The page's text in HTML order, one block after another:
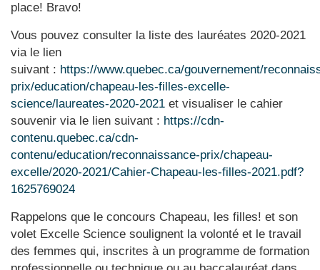
place! Bravo!
Vous pouvez consulter la liste des lauréates 2020-2021
via le lien
suivant : https://www.quebec.ca/gouvernement/
prix/education/chapeau-les-filles-excelle-
science/laureates-2020-2021 et visualiser le cahier
souvenir via le lien suivant : https://cdn-
contenu.quebec.ca/cdn-
contenu/education/reconnaissance-prix/chapeau-
excelle/2020-2021/Cahier-Chapeau-les-filles-2021.pdf?
1625769024
Rappelons que le concours Chapeau, les filles! et son
volet Excelle Science soulignent la volonté et le travail
des femmes qui, inscrites à un programme de formation